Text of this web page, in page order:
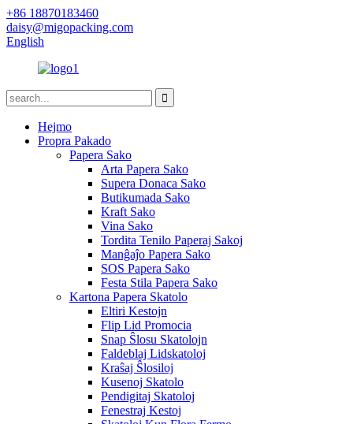
+86 18870183460
daisy@migopacking.com
English
Hejmo
Propra Pakado
Papera Sako
Arta Papera Sako
Supera Donaca Sako
Butikumada Sako
Kraft Sako
Vina Sako
Tordita Tenilo Paperaj Sakoj
Manĝaĵo Papera Sako
SOS Papera Sako
Festa Stila Papera Sako
Kartona Papera Skatolo
Eltiri Kestojn
Flip Lid Promocia
Snap Ŝlosu Skatolojn
Faldeblaj Lidskatoloj
Kraŝaj Ŝlosiloj
Kusenoj Skatolo
Pendigitaj Skatoloj
Fenestraj Kestoj